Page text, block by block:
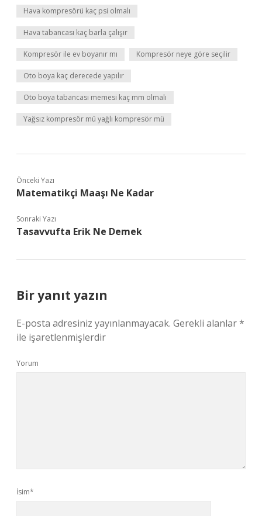
Hava kompresörü kaç psi olmalı
Hava tabancası kaç barla çalışır
Kompresör ile ev boyanır mı Kompresör neye göre seçilir
Oto boya kaç derecede yapılır
Oto boya tabancası memesi kaç mm olmalı
Yağsız kompresör mü yağlı kompresör mü
Önceki Yazı
Matematikçi Maaşı Ne Kadar
Sonraki Yazı
Tasavvufta Erik Ne Demek
Bir yanıt yazın
E-posta adresiniz yayınlanmayacak. Gerekli alanlar*
ile işaretlenmişlerdir
Yorum
İsim*